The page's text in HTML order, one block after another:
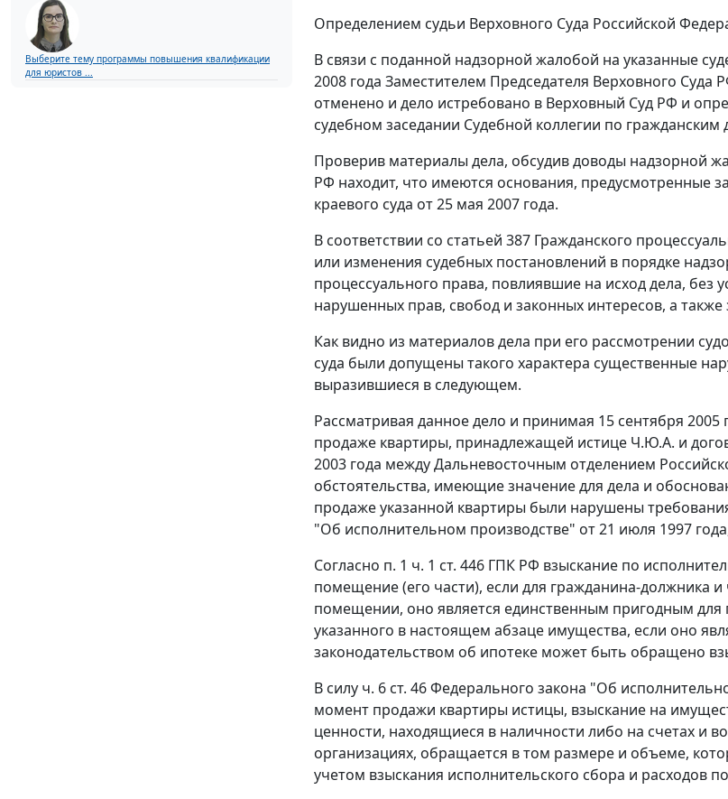
Выберите тему программы повышения квалификации
для юристов ...
Определением судьи Верховного Суда Российской
В связи с поданной надзорной жалобой на указанные
2008 года Заместителем Председателя Верховного
отменено и дело истребовано в Верховный Суд РФ и
судебном заседании Судебной коллегии по
Проверив материалы дела, обсудив доводы надзорной
РФ находит, что имеются основания, предусмотренные
краевого суда от 25 мая 2007 года.
В соответствии со статьей 387 Гражданского
или изменения судебных постановлений в порядке
процессуального права, повлиявшие на исход дела,
нарушенных прав, свобод и законных интересов, а
Как видно из материалов дела при его рассмотрении
суда были допущены такого характера существенные
выразившиеся в следующем.
Рассматривая данное дело и принимая 15 сентября
продаже квартиры, принадлежащей истице Ч.Ю.А. и
2003 года между Дальневосточным отделением
обстоятельства, имеющие значение для дела и
продаже указанной квартиры были нарушены
"Об исполнительном производстве" от 21 июля 1997
Согласно п. 1 ч. 1 ст. 446 ГПК РФ взыскание по
помещение (его части), если для гражданина-
помещении, оно является единственным пригодным
указанного в настоящем абзаце имущества, если оно
законодательством об ипотеке может быть обращено
В силу ч. 6 ст. 46Федерального закона "Об
момент продажи квартиры истицы, взыскание на
ценности, находящиеся в наличности либо на счетах и
организациях, обращается в том размере и объеме,
учетом взыскания исполнительского сбора и расходов